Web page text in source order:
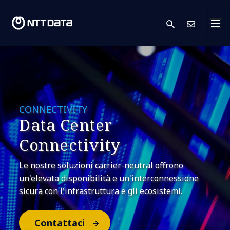
search
CONNECTIVITY
Data Center
Connectivity
Le nostre soluzioni carrier-neutral offrono
un'elevata disponibilità e un'interconnessione
sicura con l'infrastruttura e gli ecosistemi.
Contattaci